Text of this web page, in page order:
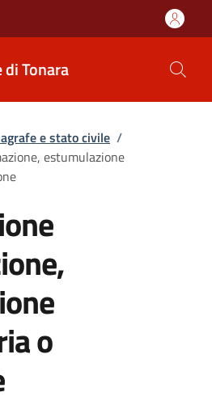
di Tonara
e stato civile /
estumulazione
o